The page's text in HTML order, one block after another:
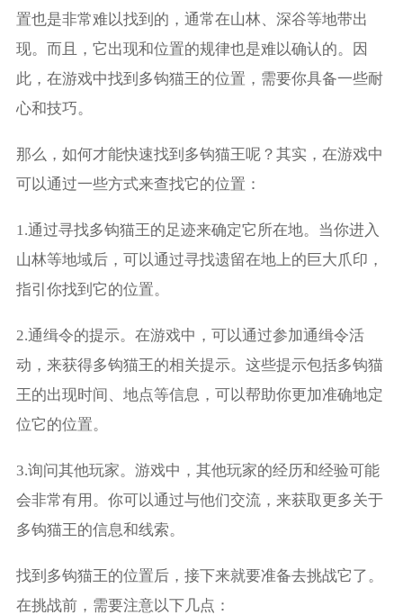
置也是非常难以找到的，通常在山林、深谷等地带出
现。而且，它出现和位置的规律也是难以确认的。因
此，在游戏中找到多钩猫王的位置，需要你具备一些耐
心和技巧。
那么，如何才能快速找到多钩猫王呢？其实，在游戏中
可以通过一些方式来查找它的位置：
1.通过寻找多钩猫王的足迹来确定它所在地。当你进入
山林等地域后，可以通过寻找遗留在地上的巨大爪印，
指引你找到它的位置。
2.通缉令的提示。在游戏中，可以通过参加通缉令活
动，来获得多钩猫王的相关提示。这些提示包括多钩猫
王的出现时间、地点等信息，可以帮助你更加准确地定
位它的位置。
3.询问其他玩家。游戏中，其他玩家的经历和经验可能
会非常有用。你可以通过与他们交流，来获取更多关于
多钩猫王的信息和线索。
找到多钩猫王的位置后，接下来就要准备去挑战它了。
在挑战前，需要注意以下几点：